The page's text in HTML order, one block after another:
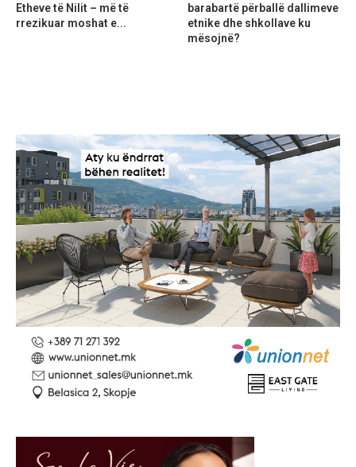
Etheve të Nilit – më të
rrezikuar moshat e...
barabartë përballë dallimeve
etnike dhe shkollave ku
mësojnë?